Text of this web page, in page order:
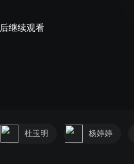
后继续观看
杜玉明 杨婷婷